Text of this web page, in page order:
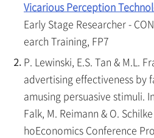
Vicarious Perception
Early Stage Researcher -
earch Training, FP7
P. Lewinski, E.S. Tan & M.L.
advertising effectiveness by
amusing persuasive stimuli.
Falk, M. Reimann & O.
hoEconomics Conference